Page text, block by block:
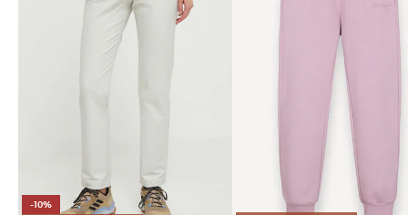
-10%